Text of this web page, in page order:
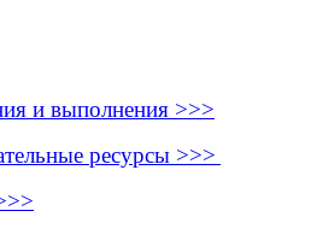
и выполнения >>>
ресурсы >>>